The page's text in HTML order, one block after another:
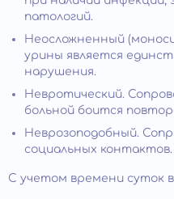
патологий.
Неосложненный
урины является
нарушения.
Невротический.
больной боится
Неврозоподобный.
социальных контактов.
С учетом времени суток